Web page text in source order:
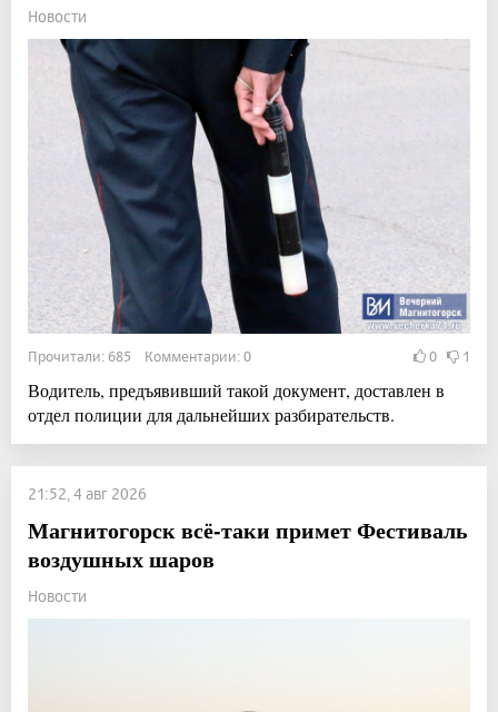
Новости
Прочитали: 685 Комментарии: 0 0 1
Водитель, предъявивший такой документ, доставлен в
отдел полиции для дальнейших разбирательств.
21:52, 4 авг 2026
Магнитогорск всё-таки примет Фестиваль
воздушных шаров
Новости